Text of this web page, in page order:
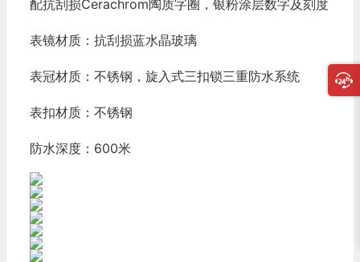
配抗刮损Cerachrom陶质字圈，银粉涂层数字及刻度
表镜材质：抗刮损蓝水晶玻璃
表冠材质：不锈钢，旋入式三扣锁三重防水系统
表扣材质：不锈钢
防水深度：600米